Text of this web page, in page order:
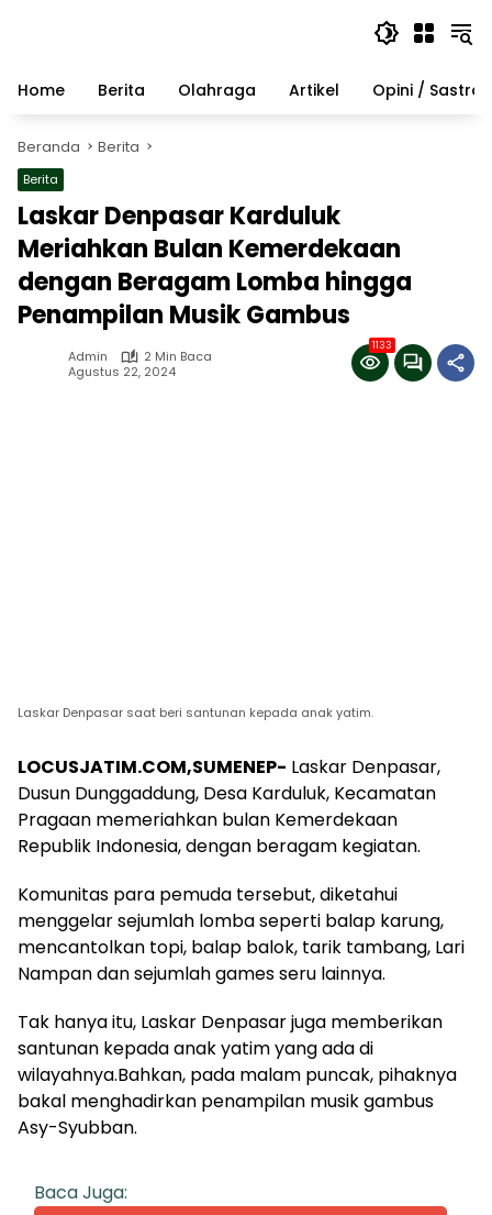
Home
Berita Olahraga Artikel Opini / Sastra
Beranda Berita
Berita
Laskar Denpasar Karduluk
Meriahkan Bulan Kemerdekaan
dengan Beragam Lomba hingga
Penampilan Musik Gambus
Admin
2 Min Baca
Agustus 22, 2024
1133
Laskar Denpasar saat beri santunan kepada anak yatim.
LOCUSJATIM.COM,SUMENEP- Laskar Denpasar,
Dusun Dunggaddung, Desa Karduluk, Kecamatan
Pragaan memeriahkan bulan Kemerdekaan
Republik Indonesia, dengan beragam kegiatan.
Komunitas para pemuda tersebut, diketahui
menggelar sejumlah lomba seperti balap karung,
mencantolkan topi, balap balok, tarik tambang, Lari
Nampan dan sejumlah games seru lainnya.
Tak hanya itu, Laskar Denpasar juga memberikan
santunan kepada anak yatim yang ada di
wilayahnya.Bahkan, pada malam puncak, pihaknya
bakal menghadirkan penampilan musik gambus
Asy-Syubban.
Baca Juga: